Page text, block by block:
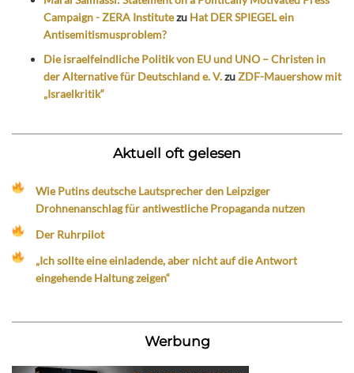
Campaign - ZERA Institutezu Hat DER SPIEGEL ein
Antisemitismusproblem?
Die israelfeindliche Politik von EU und UNO – Christen in
der Alternative für Deutschland e. V.zuZDF-Mauershow mit
„Israelkritik“
Aktuell oft gelesen
Wie Putins deutsche Lautsprecher den Leipziger
Drohnenanschlag für antiwestliche Propaganda nutzen
Der Ruhrpilot
„Ich sollte eine einladende, aber nicht auf die Antwort
eingehende Haltung zeigen“
Werbung